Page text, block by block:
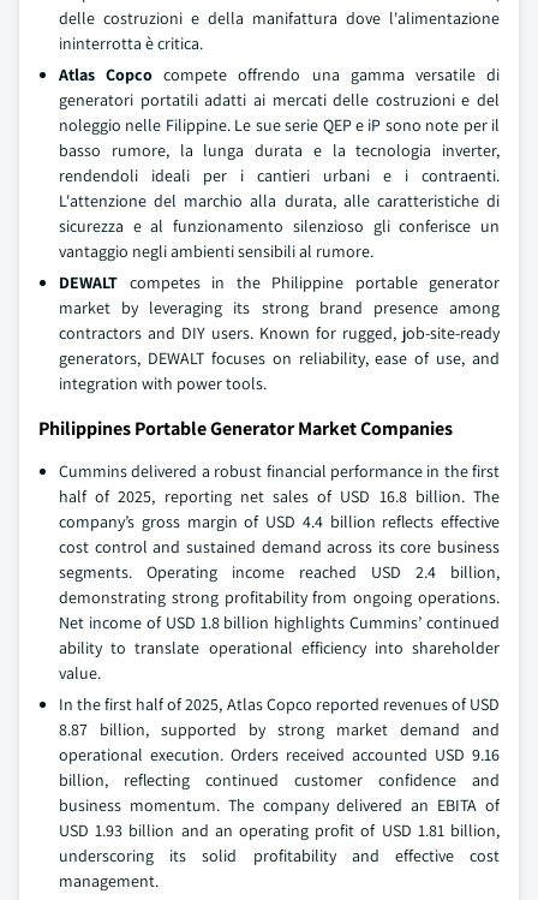
delle costruzioni e della manifattura dove l'alimentazione
ininterrotta è critica.
Atlas Copcocompete offrendo una gamma versatile di
generatori portatili adatti ai mercati delle costruzioni e del
noleggio nelle Filippine. Le sue serie QEP e iP sono note per il
basso rumore, la lunga durata e la tecnologia inverter,
rendendoli ideali per i cantieri urbani e i contraenti.
L'attenzione del marchio alla durata, alle caratteristiche di
sicurezza e al funzionamento silenzioso gli conferisce un
vantaggio negli ambienti sensibili al rumore.
DEWALT competes in the Philippine portable generator
market by leveraging its strong brand presence among
contractors and DIY users. Known for rugged, job-site-ready
generators, DEWALT focuses on reliability, ease of use, and
integration with power tools.
Philippines Portable Generator Market Companies
Cummins delivered a robust financial performance in the first
half of 2025, reporting net sales of USD 16.8 billion. The
company’s gross margin of USD 4.4 billion reflects effective
cost control and sustained demand across its core business
segments. Operating income reached USD 2.4 billion,
demonstrating strong profitability from ongoing operations.
Net income of USD 1.8 billion highlights Cummins’ continued
ability to translate operational efficiency into shareholder
value.
In the first half of 2025, Atlas Copco reported revenues of USD
8.87 billion, supported by strong market demand and
operational execution. Orders received accounted USD 9.16
billion, reflecting continued customer confidence and
business momentum. The company delivered an EBITA of
USD 1.93 billion and an operating profit of USD 1.81 billion,
underscoring its solid profitability and effective cost
management.